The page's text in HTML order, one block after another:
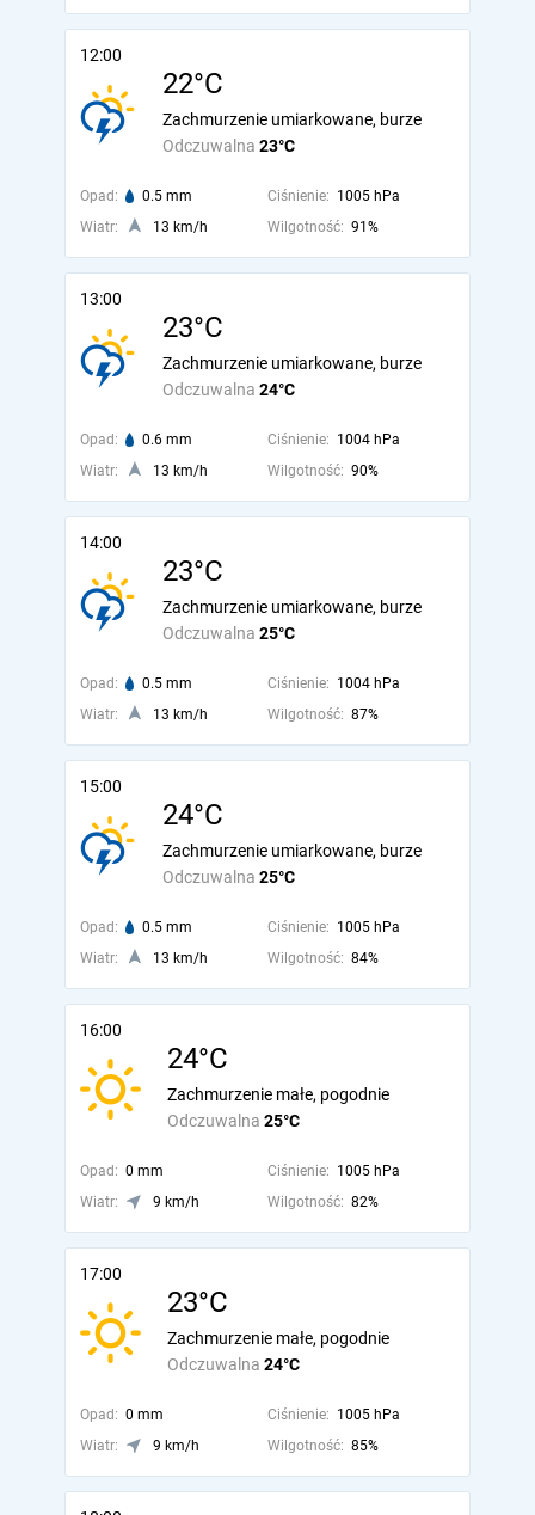
12:00
22°C
Odczuwalna 23°C
Zachmurzenie umiarkowane, burze
Opad: 0.5 mm Ciśnienie: 1005 hPa
Wiatr:
13 km/h Wilgotność: 91%
13:00
23°C
Odczuwalna 24°C
Zachmurzenie umiarkowane, burze
Opad: 0.6 mm Ciśnienie: 1004 hPa
Wiatr:
13 km/h Wilgotność: 90%
14:00
23°C
Odczuwalna 25°C
Zachmurzenie umiarkowane, burze
Opad: 0.5 mm Ciśnienie: 1004 hPa
Wiatr:
13 km/h Wilgotność: 87%
15:00
24°C
Odczuwalna 25°C
Zachmurzenie umiarkowane, burze
Opad: 0.5 mm Ciśnienie: 1005 hPa
Wiatr:
13 km/h Wilgotność: 84%
16:00
24°C
Odczuwalna 25°C
Zachmurzenie małe, pogodnie
Opad: 0 mm Ciśnienie: 1005 hPa
Wiatr:
9 km/h Wilgotność: 82%
17:00
23°C
Odczuwalna 24°C
Zachmurzenie małe, pogodnie
Opad: 0 mm Ciśnienie: 1005 hPa
Wiatr:
9 km/h Wilgotność: 85%